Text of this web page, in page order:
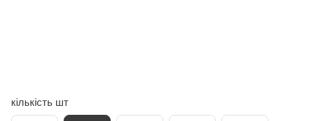
кількість шт